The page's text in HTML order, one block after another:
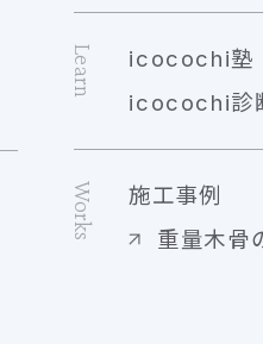
Learn
icocochi塾
icocochi診
Works
施工事例
重量木骨